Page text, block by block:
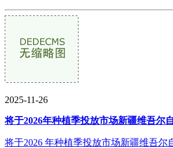
2025-11-26
将于2026年种植季投放市场新疆维吾尔
将于2026 年种植季投放市场新疆维吾尔